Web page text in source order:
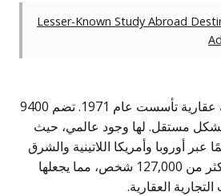
Lesser-Known Study Abroad
Century 21 هي شركة عقارية تأسست عام 1971. تضم 9400
مستقل. لها وجود عالمي، حيث
وإقليمًا عبر أوروبا وأمريكا اللاتينية والشرق
الأوسط وآسيا. توظف أكثر من 127,000 شخص، مما يجعلها
العقارية.